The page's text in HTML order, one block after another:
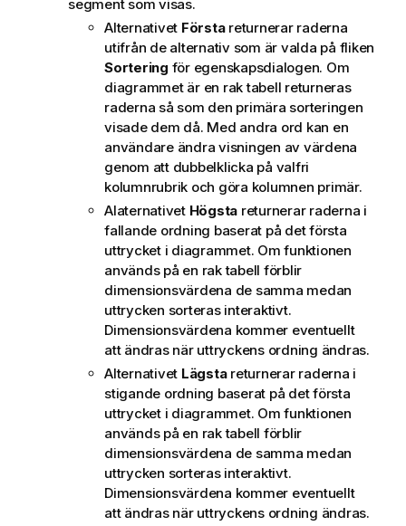
segment som visas.
Alternativet Förstareturnerar raderna
utifrån de alternativ som är valda på fliken
Sortering för egenskapsdialogen. Om
diagrammet är en rak tabell returneras
raderna så som den primära sorteringen
visade dem då. Med andra ord kan en
användare ändra visningen av värdena
genom att dubbelklicka på valfri
kolumnrubrik och göra kolumnen primär.
Alaternativet Högsta returnerar raderna i
fallande ordning baserat på det första
uttrycket i diagrammet. Om funktionen
används på en rak tabell förblir
dimensionsvärdena de samma medan
uttrycken sorteras interaktivt.
Dimensionsvärdena kommer eventuellt
att ändras när uttryckens ordning ändras.
Alternativet Lägstareturnerar raderna i
stigande ordning baserat på det första
uttrycket i diagrammet. Om funktionen
används på en rak tabell förblir
dimensionsvärdena de samma medan
uttrycken sorteras interaktivt.
Dimensionsvärdena kommer eventuellt
att ändras när uttryckens ordning ändras.